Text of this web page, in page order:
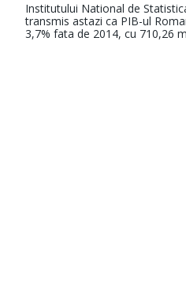
Institutului National de
transmis astazi ca PIB-ul
3,7% fata de 2014, cu 710,26